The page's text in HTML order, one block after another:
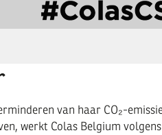
van haar CO₂-
werkt Colas Belgium